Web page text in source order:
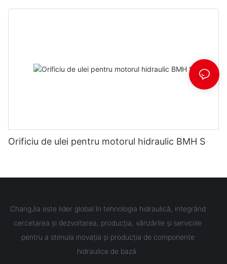
Orificiu de ulei pentru motorul hidraulic BMH S
ChangJia este lider global în tehnologia hidraulică, integrând
cercetarea și dezvoltarea, producția, vânzările și serviciile
pentru a stimula inovația și producția de componente
hidraulice de bază.